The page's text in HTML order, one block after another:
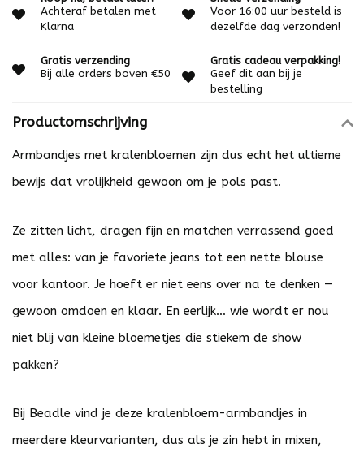
Achteraf betalen met
Klarna
Voor 16:00 uur besteld is
dezelfde dag verzonden!
Gratis verzending
Bij alle orders boven €50
Gratis cadeau verpakking!
Geef dit aan bij je
bestelling
Productomschrijving
Armbandjes met kralenbloemen zijn dus echt het ultieme
bewijs dat vrolijkheid gewoon om je pols past.
Ze zitten licht, dragen fijn en matchen verrassend goed
met alles: van je favoriete jeans tot een nette blouse
voor kantoor. Je hoeft er niet eens over na te denken —
gewoon omdoen en klaar. En eerlijk… wie wordt er nou
niet blij van kleine bloemetjes die stiekem de show
pakken?
Bij Beadle vind je deze kralenbloem-armbandjes in
meerdere kleurvarianten, dus als je zin hebt in mixen,